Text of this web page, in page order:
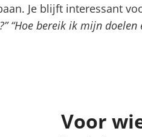
Je blijft interessant
“Hoe bereik ik mijn
Voor